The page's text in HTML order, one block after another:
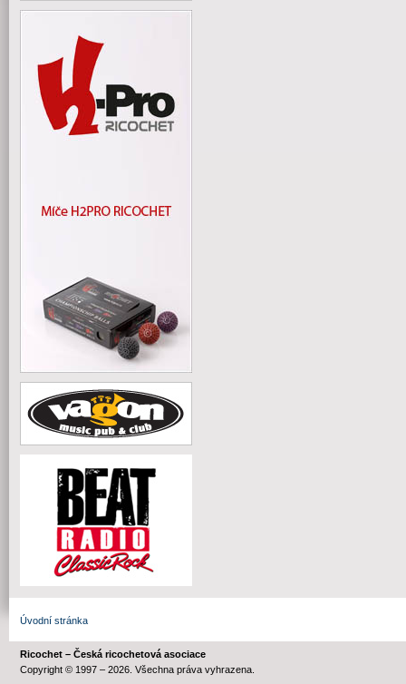
Úvodní stránka
Ricochet – Česká ricochetová asociace
Copyright © 1997 – 2026. Všechna práva vyhrazena.